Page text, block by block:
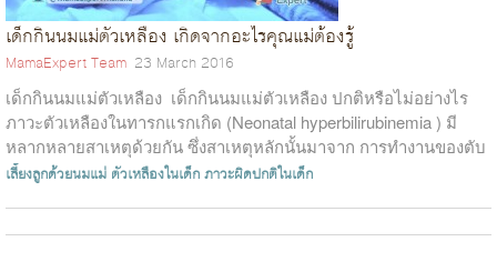
เด็กกินนมแม่ตัวเหลือง เกิดจากอะไรคุณแม่ต้องรู้
MamaExpert Team 23 March 2016
เด็กกินนมแม่ตัวเหลือง เด็กกินนมแม่ตัวเหลือง ปกติหรือไม่อย่างไร
ภาวะตัวเหลืองในทารกแรกเกิด (Neonatal hyperbilirubinemia ) มี
หลากหลายสาเหตุด้วยกัน ซึ่งสาเหตุหลักนั้นมาจาก การทำงานของตับ
ยังไม...
เลี้ยงลูกด้วยนมแม่ ตัวเหลืองในเด็กภาวะผิดปกติในเด็ก